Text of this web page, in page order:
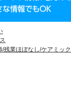
/残業ほぼなし/ケアミッ